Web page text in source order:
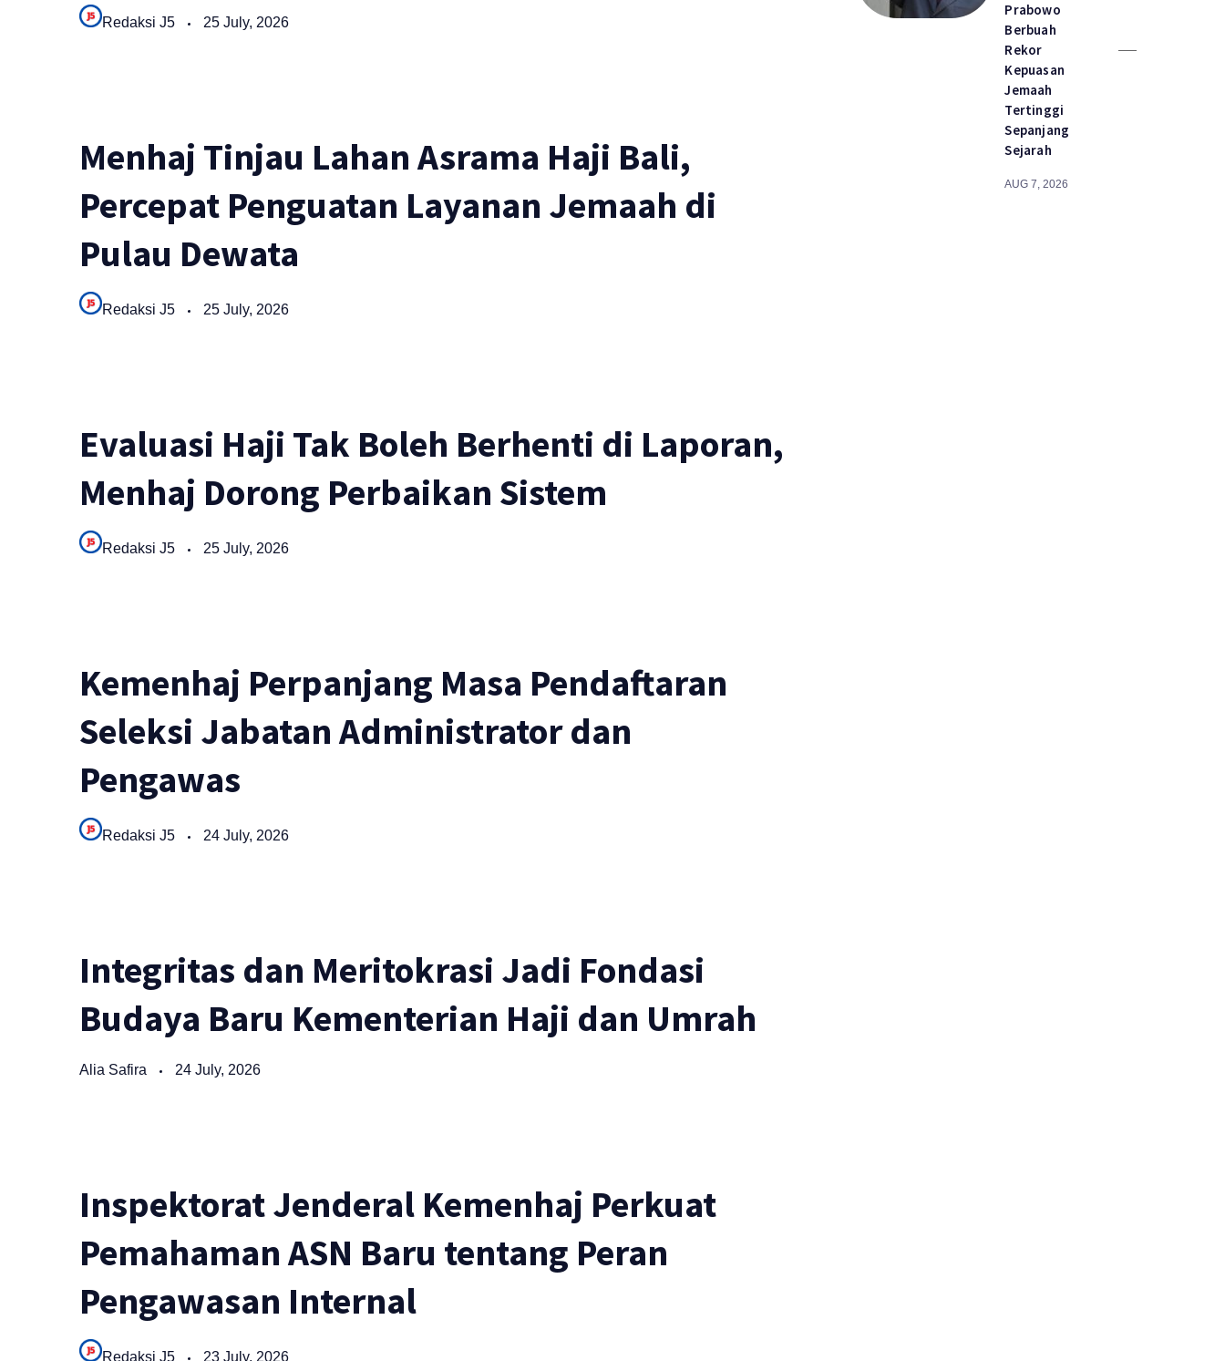
Redaksi J5 25 July, 2026
Menhaj Tinjau Lahan Asrama Haji Bali,
Percepat Penguatan Layanan Jemaah di
Pulau Dewata
Redaksi J5 25 July, 2026
Evaluasi Haji Tak Boleh Berhenti di Laporan,
Menhaj Dorong Perbaikan Sistem
Redaksi J5 25 July, 2026
Kemenhaj Perpanjang Masa Pendaftaran
Seleksi Jabatan Administrator dan
Pengawas
Redaksi J5 24 July, 2026
Integritas dan Meritokrasi Jadi Fondasi
Budaya Baru Kementerian Haji dan Umrah
Alia Safira 24 July, 2026
Inspektorat Jenderal Kemenhaj Perkuat
Pemahaman ASN Baru tentang Peran
Pengawasan Internal
Redaksi J5 23 July, 2026
Prabowo
Berbuah
Rekor
Kepuasan
Jemaah
Tertinggi
Sepanjang
Sejarah
AUG 7, 2026